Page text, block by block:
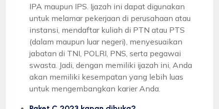
IPA maupun IPS. Ijazah ini dapat digunakan
untuk melamar pekerjaan di perusahaan atau
instansi, mendaftar kuliah di PTN atau PTS
(dalam maupun luar negeri), menyesuaikan
jabatan di TNI, POLRI, PNS, serta pegawai
swasta. Jadi, dengan memiliki ijazah ini, Anda
akan memiliki kesempatan yang lebih luas
untuk mengembangkan karier Anda.